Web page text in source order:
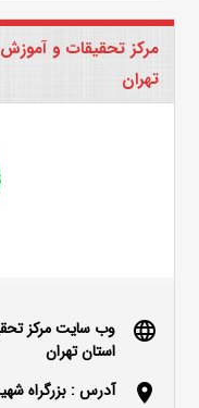
مرکز تحقیقات و
تهران
language
وب سایت مرکز
استان تهران
location_on آدرس : بزرگراه